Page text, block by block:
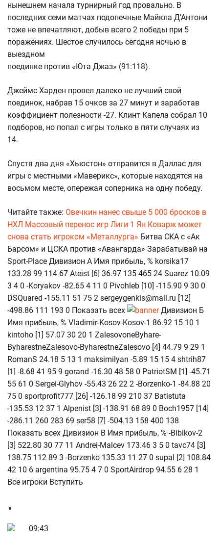
нынешнем начала турнирный год провально. В
последних семи матчах подопечные Майкла Д’Антони
тоже не впечатляют, добыв всего 2 победы при 5
поражениях. Шестое случилось сегодня ночью в
выездном
поединке против «Юта Джаз» (91:118).
Джеймс Харден провел далеко не лучший свой
поединок, набрав 15 очков за 27 минут и заработав
коэффициент полезности -27. Клинт Капела собрал 10
подборов, но попал с игры только в пяти случаях из
14.
Спустя два дня «Хьюстон» отправится в Даллас для
игры с местными «Маверикс», которые находятся на
восьмом месте, опережая соперника на одну победу.
Читайте также: Овечкин нанес свыше 5 000 бросков в
НХЛ Массовый перенос игр Лиги 1 Ян Коварж может
снова стать игроком «Металлурга» Битва СКА с «Ак
Барсом» и ЦСКА против «Авангарда» Зарабатывай на
Sport-Place Дивизион А Имя прибыль, % korsika17
133.28 99 114 67 Ateist [6] 36.97 135 465 24 Suarez 10.09
3 4 0 -Koryakov -82.65 4 11 0 Pivohleb [10] -115.90 9 30 0
DSQuared -155.11 51 75 2 sergeygenkis@mail.ru [12]
-498.86 111 193 0 Показать всех
Дивизион Б
Имя прибыль, % Vladimir-Kosov-Kosov-1 86.92 15 10 1
kintoho [1] 57.07 30 20 1 ZalesovoneByhare-
ByharestneZalesovo-ByharestneZalesovo [4] 44.79 9 29 1
RomanS 24.18 5 13 1 maksimilyan -5.89 15 15 4 shtrih87
[1] -8.68 41 95 9 gorand -16.30 48 58 0 PatriotSM [1] -45.71
55 61 0 Sergei-Glyhov -55.43 26 22 2 -Borzenko-1 -84.88 20
75 0 sportprofit777 [26] -126.18 99 210 37 Batistuta
-135.53 12 37 1 Alpenist [3] -138.91 68 89 0 Boch1957 [14]
-286.11 260 283 69 ser58 [7] -504.13 158 400 138
Показать всех Дивизион В Имя прибыль, % -Bibikov-2
[3] 522.80 30 77 11 Andrei-Malcev 173.46 3 5 0 tavc74 [3]
138.75 112 89 3 -Borzenko 135.33 11 27 0 supal [2] 108.84
42 10 6 argentina 95.75 4 7 0 SportAirdrop 94.55 6 28 1
Все игроки Вступить
09:43